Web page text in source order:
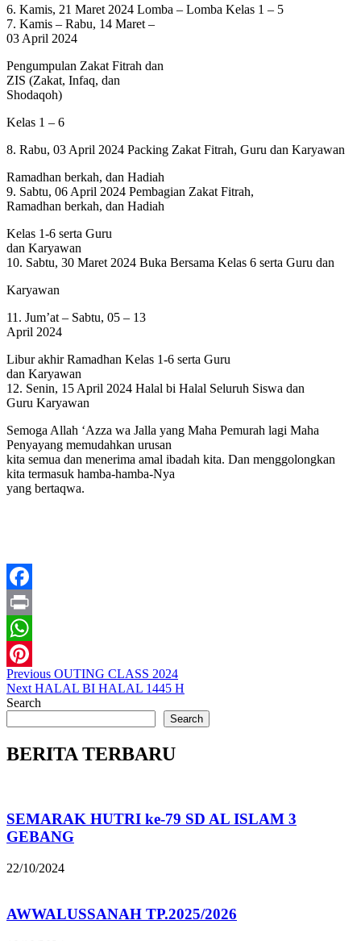
6. Kamis, 21 Maret 2024 Lomba – Lomba Kelas 1 – 5
7. Kamis – Rabu, 14 Maret –
03 April 2024
Pengumpulan Zakat Fitrah dan
ZIS (Zakat, Infaq, dan
Shodaqoh)
Kelas 1 – 6
8. Rabu, 03 April 2024 Packing Zakat Fitrah, Guru dan Karyawan
Ramadhan berkah, dan Hadiah
9. Sabtu, 06 April 2024 Pembagian Zakat Fitrah,
Ramadhan berkah, dan Hadiah
Kelas 1-6 serta Guru
dan Karyawan
10. Sabtu, 30 Maret 2024 Buka Bersama Kelas 6 serta Guru dan
Karyawan
11. Jum’at – Sabtu, 05 – 13
April 2024
Libur akhir Ramadhan Kelas 1-6 serta Guru
dan Karyawan
12. Senin, 15 April 2024 Halal bi Halal Seluruh Siswa dan
Guru Karyawan
Semoga Allah ‘Azza wa Jalla yang Maha Pemurah lagi Maha
Penyayang memudahkan urusan
kita semua dan menerima amal ibadah kita. Dan menggolongkan
kita termasuk hamba-hamba-Nya
yang bertaqwa.
Facebook
Print
WhatsApp
Pinterest
Post
navigation
Previous Previous
post:
OUTING CLASS 2024
Next Next
post:
HALAL BI HALAL 1445 H
Search
Search
BERITA TERBARU
SEMARAK HUTRI ke-79 SD AL ISLAM 3
GEBANG
22/10/2024
AWWALUSSANAH TP.2025/2026